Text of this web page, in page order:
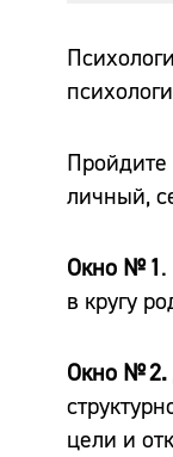
Пройдите
личный,
Окно № 1
в кругу
Окно № 2.
цели и